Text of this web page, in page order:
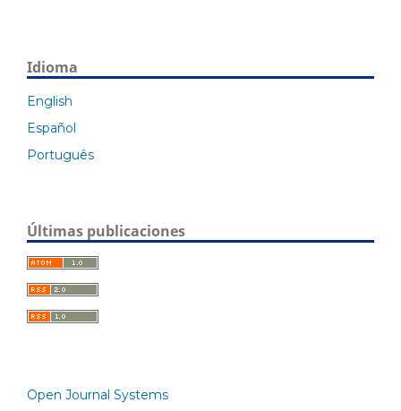
Idioma
English
Español
Português
Últimas publicaciones
Open Journal Systems